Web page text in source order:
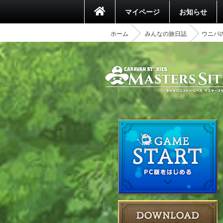
マイページ お知らせ
ホーム みんなの旅日誌 ウニバ